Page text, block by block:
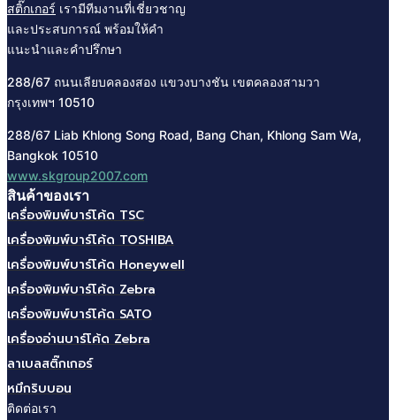
สติ๊กเกอร์ เรามีทีมงานที่เชี่ยวชาญ
และประสบการณ์ พร้อมให้คำ
แนะนำและคำปรึกษา
288/67 ถนนเลียบคลองสอง แขวงบางชัน เขตคลองสามวา
กรุงเทพฯ 10510
288/67 Liab Khlong Song Road, Bang Chan, Khlong Sam Wa,
Bangkok 10510
www.skgroup2007.com
สินค้าของเรา
เครื่องพิมพ์บาร์โค้ด TSC
เครื่องพิมพ์บาร์โค้ด TOSHIBA
เครื่องพิมพ์บาร์โค้ด Honeywell
เครื่องพิมพ์บาร์โค้ด Zebra
เครื่องพิมพ์บาร์โค้ด SATO
เครื่องอ่านบาร์โค้ด Zebra
ลาเบลสติ๊กเกอร์
หมึกริบบอน
ติดต่อเรา